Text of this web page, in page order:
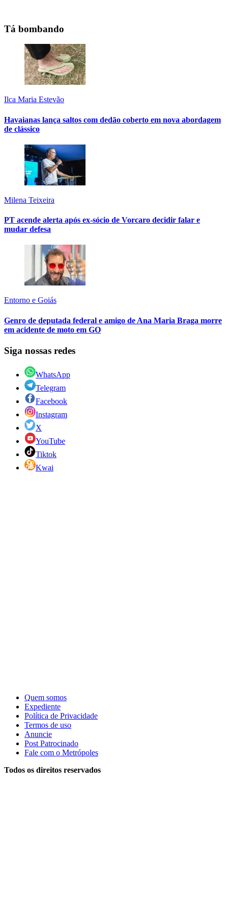
Tá bombando
Ilca Maria Estevão
Havaianas lança saltos com dedão coberto em nova abordagem
de clássico
Milena Teixeira
PT acende alerta após ex-sócio de Vorcaro decidir falar e
mudar defesa
Entorno e Goiás
Genro de deputada federal e amigo de Ana Maria Braga morre
em acidente de moto em GO
Siga nossas redes
WhatsApp
Telegram
Facebook
Instagram
X
YouTube
Tiktok
Kwai
Quem somos
Expediente
Política de Privacidade
Termos de uso
Anuncie
Post Patrocinado
Fale com o Metrópoles
Todos os direitos reservados